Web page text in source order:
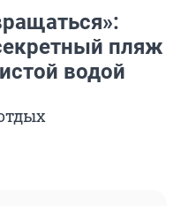
пляж
водой